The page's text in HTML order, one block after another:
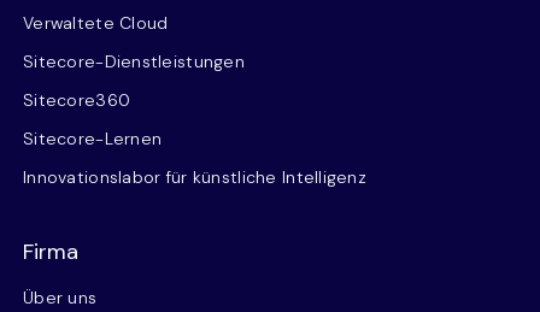
Verwaltete Cloud
Sitecore-Dienstleistungen
Sitecore360
Sitecore-Lernen
Innovationslabor für künstliche Intelligenz
Firma
Über uns